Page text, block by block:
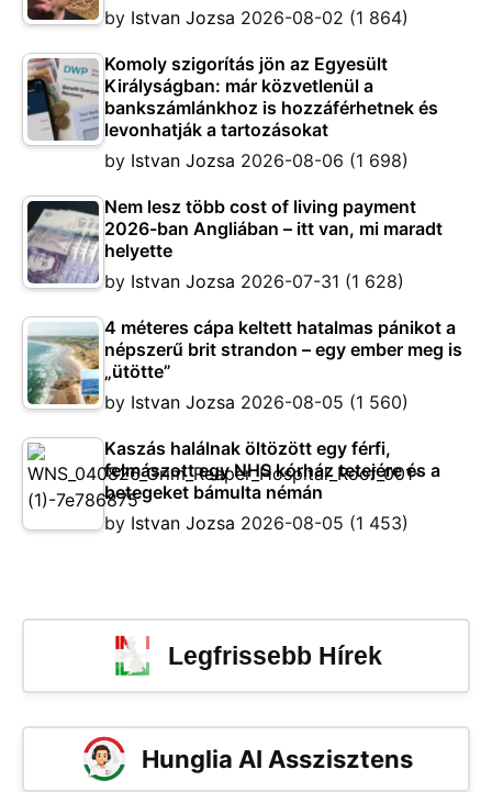
by Istvan Jozsa 2026-08-02 (1 864)
Komoly szigorítás jön az Egyesült
Királyságban: már közvetlenül a
bankszámlánkhoz is hozzáférhetnek és
levonhatják a tartozásokat
by Istvan Jozsa 2026-08-06 (1 698)
Nem lesz több cost of living payment
2026-ban Angliában – itt van, mi maradt
helyette
by Istvan Jozsa 2026-07-31 (1 628)
4 méteres cápa keltett hatalmas pánikot a
népszerű brit strandon – egy ember meg is
„ütötte”
by Istvan Jozsa 2026-08-05 (1 560)
Kaszás halálnak öltözött egy férfi,
felmászott egy NHS kórház tetejére és a
betegeket bámulta némán
by Istvan Jozsa 2026-08-05 (1 453)
Legfrissebb Hírek
Hunglia AI Asszisztens